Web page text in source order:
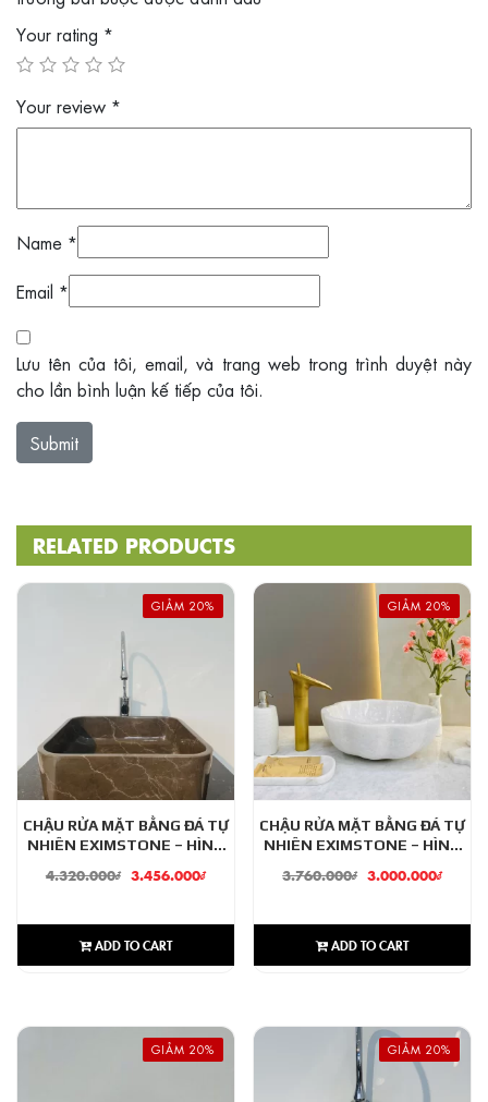
Your rating *
Your review *
Name *
Email *
Lưu tên của tôi, email, và trang web trong trình duyệt này
cho lần bình luận kế tiếp của tôi.
RELATED PRODUCTS
GIẢM 20%
CHẬU RỬA MẶT BẰNG ĐÁ TỰ
NHIÊN EXIMSTONE – HÌNH
IRAN – VMN08
4.320.000₫ 3.456.000₫
ADD TO CART
GIẢM 20%
CHẬU RỬA MẶT BẰNG ĐÁ TỰ
NHIÊN EXIMSTONE – HÌNH
3.760.000₫ 3.000.000₫
ADD TO CART
GIẢM 20% GIẢM 20%